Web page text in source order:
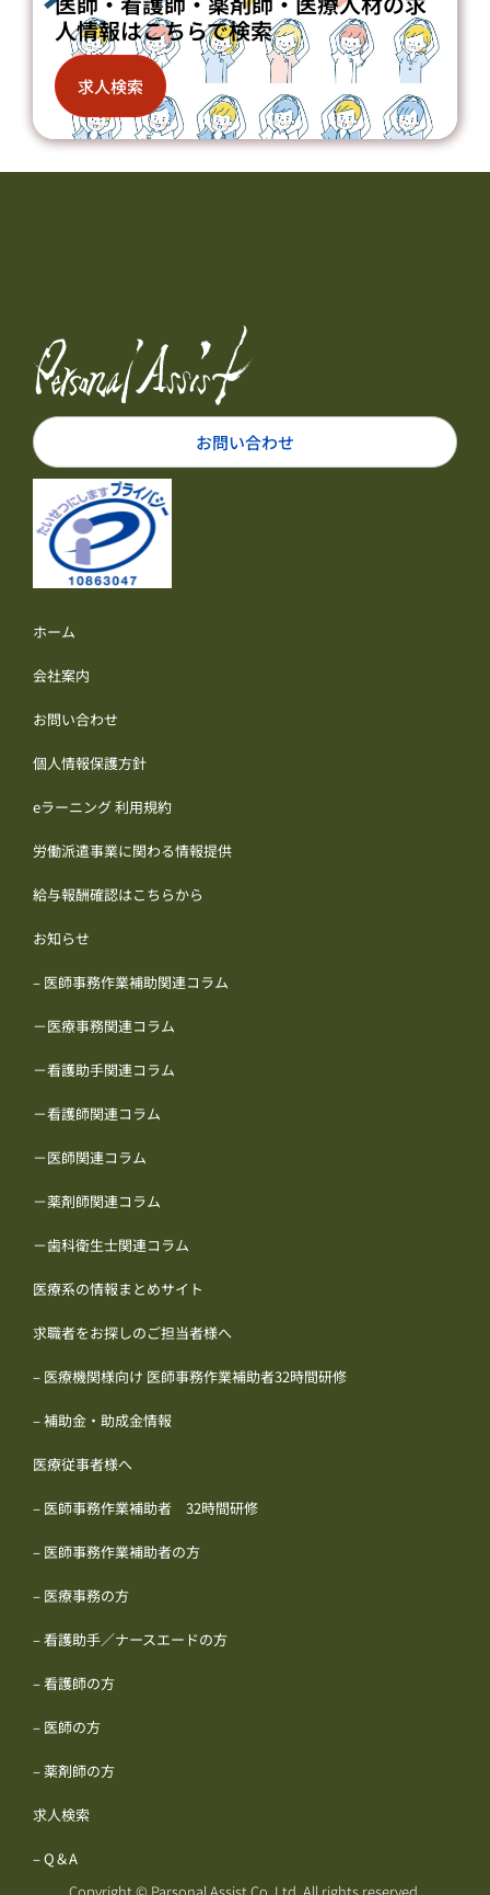
人情報はこちらで検索
求人検索
お問い合わせ
ホーム
会社案内
お問い合わせ
個人情報保護方針
eラーニング 利用規約
労働派遣事業に関わる情報提供
給与報酬確認はこちらから
お知らせ
– 医師事務作業補助関連コラム
－医療事務関連コラム
－看護助手関連コラム
－看護師関連コラム
－医師関連コラム
－薬剤師関連コラム
－歯科衛生士関連コラム
医療系の情報まとめサイト
求職者をお探しのご担当者様へ
– 医療機関様向け 医師事務作業補助者32時間研修
– 補助金・助成金情報
医療従事者様へ
– 医師事務作業補助者 32時間研修
– 医師事務作業補助者の方
– 医療事務の方
– 看護助手／ナースエードの方
– 看護師の方
– 医師の方
– 薬剤師の方
求人検索
– Q＆A